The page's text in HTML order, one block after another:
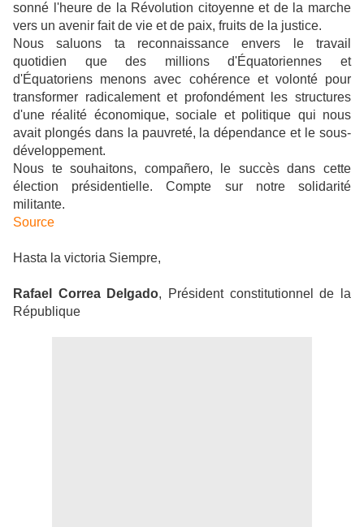
sonné l'heure de la Révolution citoyenne et de la marche
vers un avenir fait de vie et de paix, fruits de la justice.
Nous saluons ta reconnaissance envers le travail
quotidien que des millions d'Équatoriennes et
d'Équatoriens menons avec cohérence et volonté pour
transformer radicalement et profondément les structures
d'une réalité économique, sociale et politique qui nous
avait plongés dans la pauvreté, la dépendance et le sous-
développement.
Nous te souhaitons, compañero, le succès dans cette
élection présidentielle. Compte sur notre solidarité
militante.
Source
Hasta la victoria Siempre,
Rafael Correa Delgado, Président constitutionnel de la
République